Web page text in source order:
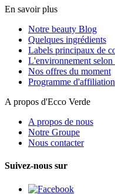
En savoir plus
Notre beauty Blog
Quelques ingrédients
Labels principaux de
L'environnement selon
Nos offres du moment
Programme d'affiliation
A propos d'Ecco Verde
A propos de nous
Notre Groupe
Nous contacter
Suivez-nous sur